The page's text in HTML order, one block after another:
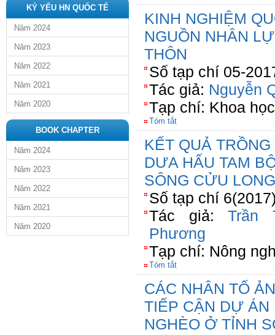
KỶ YẾU HN QUỐC TẾ
Năm 2024
Năm 2023
Năm 2022
Năm 2021
Năm 2020
BOOK CHAPTER
Năm 2024
Năm 2023
Năm 2022
Năm 2021
Năm 2020
KINH NGHIỆM
NGUỒN NHÂN
THÔN
Số tạp chí 05-
Tác giả: Nguyễn
Tạp chí: Khoa
Tóm tắt
KẾT QUẢ
DƯA HẤU TAM
SÔNG CỬU LONG
Số tạp chí
Tác giả:Trần
Phương
Tạp chí: Nông
Tóm tắt
CÁC NHÂN TỐ
TIẾP CẬN DỰ ÁN
NGHÈO Ở TỈNH